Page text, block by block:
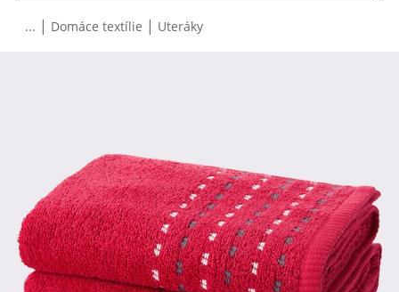
... | Domáce textílie | Uteráky